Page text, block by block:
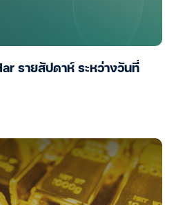
รายสัปดาห์ ระหว่างวันที่